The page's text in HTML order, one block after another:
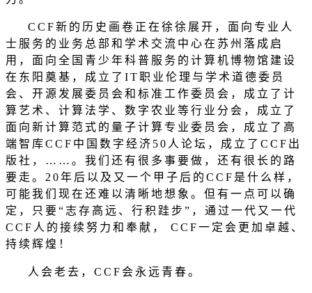
CCF新的历史画卷正在徐徐展开，面向专业人
士服务的业务总部和学术交流中心在苏州落成启
用，面向全国青少年科普服务的计算机博物馆建设
在东阳奠基，成立了 IT职业伦理与学术道德委员
会、开源发展委员会和标准工作委员会，成立了计
算艺术、计算法学、数字农业等行业分会，成立了
面向新计算范式的量子计算专业委员会，成立了高
端智库CCF 中国数字经济 50 人论坛，成立了 CCF 出
版社， …… 。我们还有很多事要做，还有很长的路
要走。 20年后以及又一个甲子后的 CCF 是什么样，
可能我们现在还难以清晰地想象。但有一点可以确
定，只要“志存高远、行积跬步 ” ，通过一代又一代
CCF 人的接续努力和奉献， CCF一定会更加卓越、
持续辉煌！
人会老去， CCF 会永远青春。